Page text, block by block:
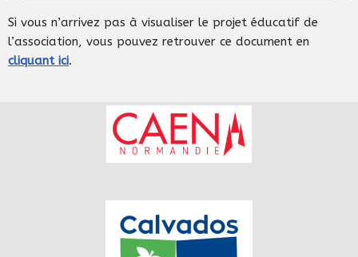
Si vous n’arrivez pas à visualiser le projet éducatif de
l’association, vous pouvez retrouver ce document en
cliquant ici.